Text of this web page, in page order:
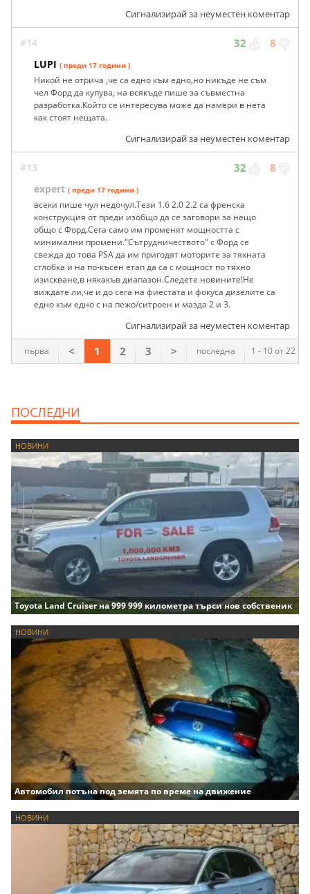
Сигнализирай за неуместен коментар
#14 32 8
LUPI ( преди 17 години )
Никой не отрича ,че са едно към едно,но никъде не съм
чел Форд да купува, на всякъде пише за съвместна
разработка.Който се интересува може да намери в нета
как стоят нещата.
Сигнализирай за неуместен коментар
#13 32 8
expert ( преди 17 години )
всеки пише чул недочул.Тези 1.6 2.0 2.2 са френска
конструкция от преди изобщо да се заговори за нещо
общо с Форд.Сега само им променят мощността с
минимални промени."Сътрудничеството" с Форд се
свежда до това PSA да им пригодят моторите за тяхната
сглобка и на по-късен етап да са с мощност по тяхно
изискване,в някакъв диапазон.Следете новините!Не
виждате ли,че и до сега на фиестата и фокуса дизелите са
едно към едно с на пежо/ситроен и мазда 2 и 3.
Сигнализирай за неуместен коментар
1 - 10 от 22
първа < 1 2 3 > последна
ПОСЛЕДНИ
НОВИНИ
Toyota Land Cruiser на 999 999 километра търси нов собственик
НОВИНИ
Автомобил потъна под земята по време на движение
НОВИНИ